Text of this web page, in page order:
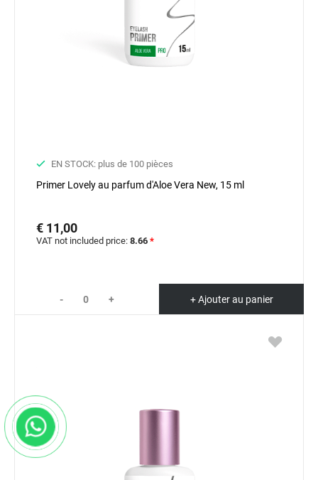
EN STOCK: plus de 100 pièces
Primer Lovely au parfum d'Aloe Vera New, 15 ml
€ 11,00
VAT not included price: 8.66 *
- + + Ajouter au panier